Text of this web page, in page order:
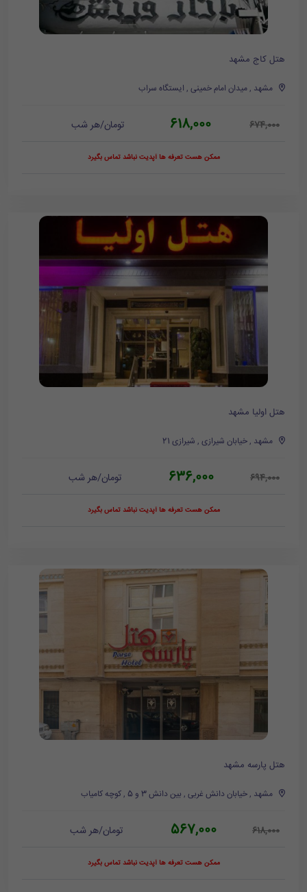
هتل کاج مشهد
مشهد , میدان امام خمینی , ایستگاه سراب
674,000
618,000 تومان/هر شب
ممکن هست تعرفه ها آپدیت نباشد تماس بگیرد
هتل اولیا مشهد
مشهد , خیابان شیرازی , شیرازی 21
694,000
636,000 تومان/هر شب
ممکن هست تعرفه ها آپدیت نباشد تماس بگیرد
هتل پارسه مشهد
مشهد , خیابان دانش غربی , بین دانش 3 و 5 , کوچه کامیاب
618,000
567,000 تومان/هر شب
ممکن هست تعرفه ها آپدیت نباشد تماس بگیرد